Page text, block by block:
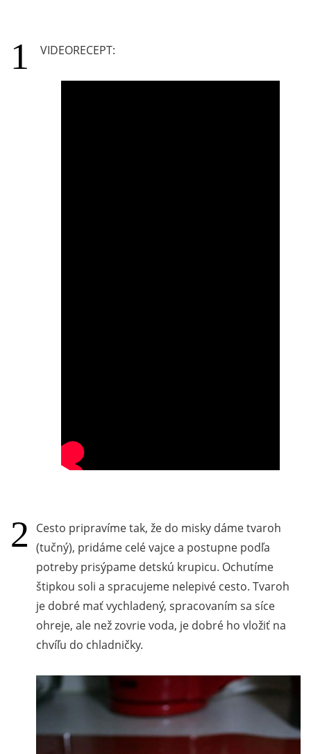
VIDEORECEPT:
Cesto pripravíme tak, že do misky dáme tvaroh
(tučný), pridáme celé vajce a postupne podľa
potreby prisýpame detskú krupicu. Ochutíme
štipkou soli a spracujeme nelepivé cesto. Tvaroh
je dobré mať vychladený, spracovaním sa síce
ohreje, ale než zovrie voda, je dobré ho vložiť na
chvíľu do chladničky.